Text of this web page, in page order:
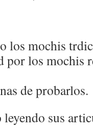
los mochis
por los mochis
de probarlos.
sus